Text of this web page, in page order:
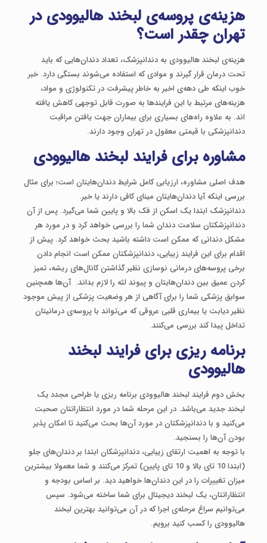
هزینه‌ی پروسه‌ی لبخند هالیوودی در
تهران چقدر است؟
هزینه‌ی لبخند هالیوودی به دندانپزشک، تعداد دندان‌هایی که باید
تحت درمان قرار گیرند و موادی که استفاده می‌شوند بستگی دارد. خبر
خوب اینکه طی دهه‌ی اخیر به خاطر پیشرفت در تکنولوژی و مواد،
هزینه‌های مرتبط با این فرایندها به صورت قابل توجهی کاهش یافته
اند. به علاوه راه‌های بسیاری برای بیماران جهت یافتن مراقبت
دندانپزشکی با قیمتی معقول در تهران وجود دارند.
مشاوره برای فرایند لبخند هالیوودی
هدف اصلی مشاوره، ارزیابی کامل شرایط دندان‌هایتان است؛ برای مثال
بررسی اینکه آیا دندان‌هایتان مینای کافی دارند یا خیر.
دندانپزشک ابتدا یک اسکن از فک بالا و پایین شما می‌گیرد. پس از آن
دندانپزشکتان سلامت دندان شما را بررسی خواهد کرد و در مورد هر
مشکل دندانی که ممکن است داشته باشید بحث خواهد کرد. پیش از
اقدام برای این فرایند زیبایی، دندانپزشکتان ممکن است انجام دادن
برخی پروسه‌های درمانی نوسازی نظیر گذاشتن کانال‌های ریشه، تمیز
کردن عمیق بین دندان‌هایتان و پیوند لثه را لازم بداند. ‌ آن‌ها همچنین
سوابق پزشکی شما را برای آگاهی از هر وضعیت پزشکی از پیش موجود
نظیر دیابت یا بیماری قلبی عروقی که می‌تواند با پروسه‌ی درمانیتان
تداخل پیدا کند بررسی می‌کنند.
برنامه ریزی برای فرایند لبخند
هالیوودی
بخش دوم فرایند لبخند هالیوودی برنامه ریزی یا طراحی مجدد یک
لبخند جدید می‌باشد. در این مرحله شما در مورد انتظاراتتان صحبت
می‌کنید و با دندانپزشکتان در مورد آن‌ها بحث می‌کنید تا امکان پذیر
بودن آن‌ها را بسنجید.
با توجه به اهمیت ارتقای زیبایی، دندانپزشکان ابتدا بر دندان‌های جلو
(ابتدا 10 تای بالا و 10 تای پایین) تمرکز می‌کنند و شما معمولا بیشترین
میزان تغییرات را در این دندان‌ها خواهید دید. بر اساس بودجه و
انتظاراتتان، یک لبخند دیجیتال برای شما ساخته می‌شود. سپس
می‌توانیم سراغ مرحله‌ی اجرا که در آن می‌توانید بهترین لبخند
هالیوودی را کسب کنید برویم.